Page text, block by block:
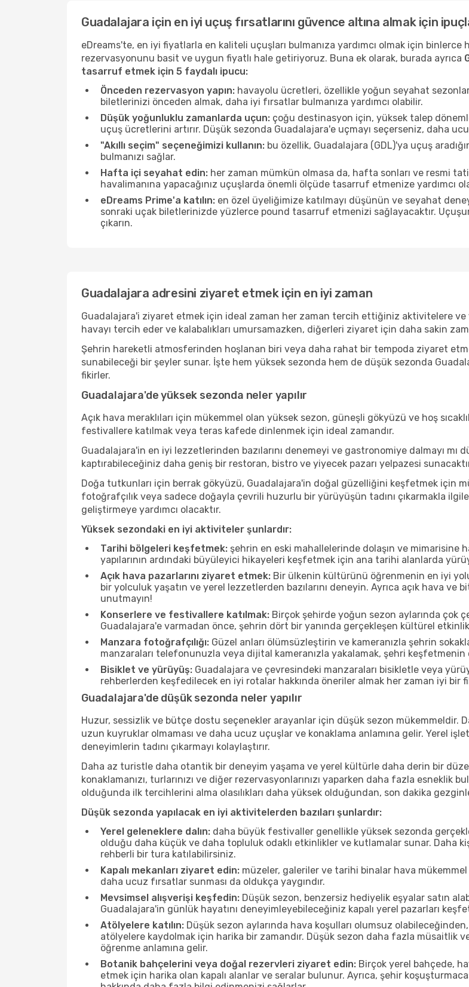
Guadalajara için en iyi uçuş fırsatlarını güvence altına almak için
eDreams'te, en iyi fiyatlarla en kaliteli uçuşları bulmanıza yardımcı olmak için
rezervasyonunu basit ve uygun fiyatlı hale getiriyoruz. Buna ek olarak, burada ayrıca
tasarruf etmek için 5 faydalı ipucu:
Önceden rezervasyon yapın: havayolu ücretleri, özellikle yoğun seyahat
biletlerinizi önceden almak, daha iyi fırsatlar bulmanıza yardımcı olabilir.
Düşük yoğunluklu zamanlarda uçun: çoğu destinasyon için, yüksek talep
uçuş ücretlerini artırır. Düşük sezonda Guadalajara'e uçmayı seçerseniz, daha
"Akıllı seçim" seçeneğimizi kullanın: bu özellik, Guadalajara (GDL)'ya uçuş
bulmanızı sağlar.
Hafta içi seyahat edin: her zaman mümkün olmasa da, hafta sonları ve resmi
havalimanına yapacağınız uçuşlarda önemli ölçüde tasarruf etmenize yardımcı
eDreams Prime'a katılın: en özel üyeliğimize katılmayı düşünün ve seyahat
sonraki uçak biletlerinizde yüzlerce pound tasarruf etmenizi sağlayacaktır.
çıkarın.
Guadalajara adresini ziyaret etmek için en iyi zaman
Guadalajara'i ziyaret etmek için ideal zaman her zaman tercih ettiğiniz aktivitelere ve
havayı tercih eder ve kalabalıkları umursamazken, diğerleri ziyaret için daha sakin
Şehrin hareketli atmosferinden hoşlanan biri veya daha rahat bir tempoda ziyaret
sunabileceği bir şeyler sunar. İşte hem yüksek sezonda hem de düşük sezonda
fikirler.
Guadalajara'de yüksek sezonda neler yapılır
Açık hava meraklıları için mükemmel olan yüksek sezon, güneşli gökyüzü ve hoş
festivallere katılmak veya teras kafede dinlenmek için ideal zamandır.
Guadalajara'in en iyi lezzetlerinden bazılarını denemeyi ve gastronomiye dalmayı
kaptırabileceğiniz daha geniş bir restoran, bistro ve yiyecek pazarı yelpazesi
Doğa tutkunları için berrak gökyüzü, Guadalajara'in doğal güzelliğini keşfetmek için
fotoğrafçılık veya sadece doğayla çevrili huzurlu bir yürüyüşün tadını çıkarmakla
geliştirmeye yardımcı olacaktır.
Yüksek sezondaki en iyi aktiviteler şunlardır:
Tarihi bölgeleri keşfetmek: şehrin en eski mahallelerinde dolaşın ve mimarisine
yapılarının ardındaki büyüleyici hikayeleri keşfetmek için ana tarihi alanlarda
Açık hava pazarlarını ziyaret etmek: Bir ülkenin kültürünü öğrenmenin en iyi
bir yolculuk yaşatın ve yerel lezzetlerden bazılarını deneyin. Ayrıca açık hava ve
unutmayın!
Konserlere ve festivallere katılmak: Birçok şehirde yoğun sezon aylarında çok
Guadalajara'e varmadan önce, şehrin dört bir yanında gerçekleşen kültürel
Manzara fotoğrafçılığı: Güzel anları ölümsüzleştirin ve kameranızla şehrin
manzaraları telefonunuzla veya dijital kameranızla yakalamak, şehri keşfetmenin
Bisiklet ve yürüyüş: Guadalajara ve çevresindeki manzaraları bisikletle veya
rehberlerden keşfedilecek en iyi rotalar hakkında öneriler almak her zaman iyi bir
Guadalajara'de düşük sezonda neler yapılır
Huzur, sessizlik ve bütçe dostu seçenekler arayanlar için düşük sezon
uzun kuyruklar olmaması ve daha ucuz uçuşlar ve konaklama anlamına gelir. Yerel
deneyimlerin tadını çıkarmayı kolaylaştırır.
Daha az turistle daha otantik bir deneyim yaşama ve yerel kültürle daha derin bir
konaklamanızı, turlarınızı ve diğer rezervasyonlarınızı yaparken daha fazla esneklik
olduğunda ilk tercihlerini alma olasılıkları daha yüksek olduğundan, son dakika
Düşük sezonda yapılacak en iyi aktivitelerden bazıları şunlardır:
Yerel geleneklere dalın: daha büyük festivaller genellikle yüksek sezonda
olduğu daha küçük ve daha topluluk odaklı etkinlikler ve kutlamalar sunar. Daha
rehberli bir tura katılabilirsiniz.
Kapalı mekanları ziyaret edin: müzeler, galeriler ve tarihi binalar hava
daha ucuz fırsatlar sunması da oldukça yaygındır.
Mevsimsel alışverişi keşfedin: Düşük sezon, benzersiz hediyelik eşyalar satın
Guadalajara'in günlük hayatını deneyimleyebileceğiniz kapalı yerel pazarları
Atölyelere katılın: Düşük sezon aylarında hava koşulları olumsuz
atölyelere kaydolmak için harika bir zamandır. Düşük sezon daha fazla müsaitlik
öğrenme anlamına gelir.
Botanik bahçelerini veya doğal rezervleri ziyaret edin: Birçok yerel bahçede,
etmek için harika olan kapalı alanlar ve seralar bulunur. Ayrıca, şehir